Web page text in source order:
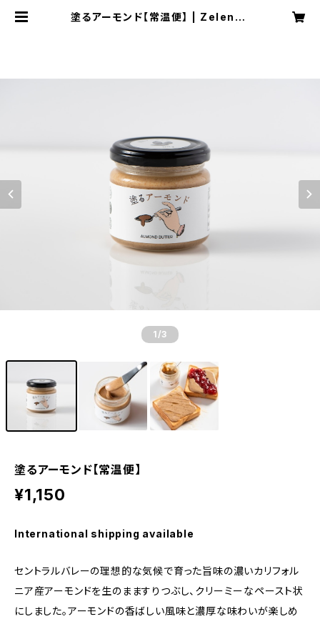
塗るアーモンド【常温便】 | Zelensh
1 /3
塗るアーモンド【常温便】
¥1,150
International shipping available
セントラルバレーの理想的な気候で育った旨味の濃いカリフォル
ニア産アーモンドを生のまますりつぶし、クリーミーなペースト状
にしました。アーモンドの香ばしい風味と濃厚な味わいが楽しめ